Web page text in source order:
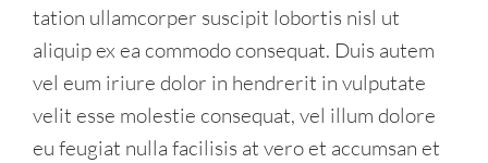
tation ullamcorper suscipit lobortis nisl ut
aliquip ex ea commodo consequat. Duis autem
vel eum iriure dolor in hendrerit in vulputate
velit esse molestie consequat, vel illum dolore
eu feugiat nulla facilisis at vero et accumsan et